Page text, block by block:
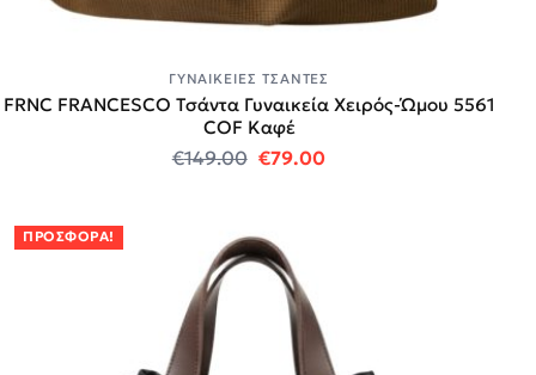
ΓΥΝΑΙΚΕΊΕΣ ΤΣΆΝΤΕΣ
FRNC FRANCESCO Τσάντα Γυναικεία Χειρός-Ώμου 5561
COF Καφέ
€149.00 Original price was: €149.00.
€79.00Η τρέχουσα τιμή
ΠΡΟΣΦΟΡΆ!